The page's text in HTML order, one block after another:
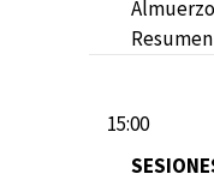
15:00